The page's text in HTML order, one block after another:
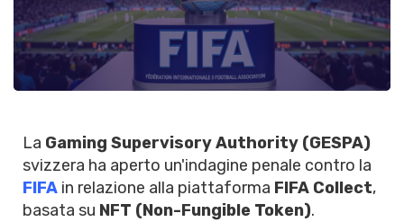
La Gaming Supervisory Authority (GESPA)
svizzera ha aperto un'indagine penale contro la
FIFA in relazione alla piattaforma FIFA Collect,
basata su NFT (Non-Fungible Token).